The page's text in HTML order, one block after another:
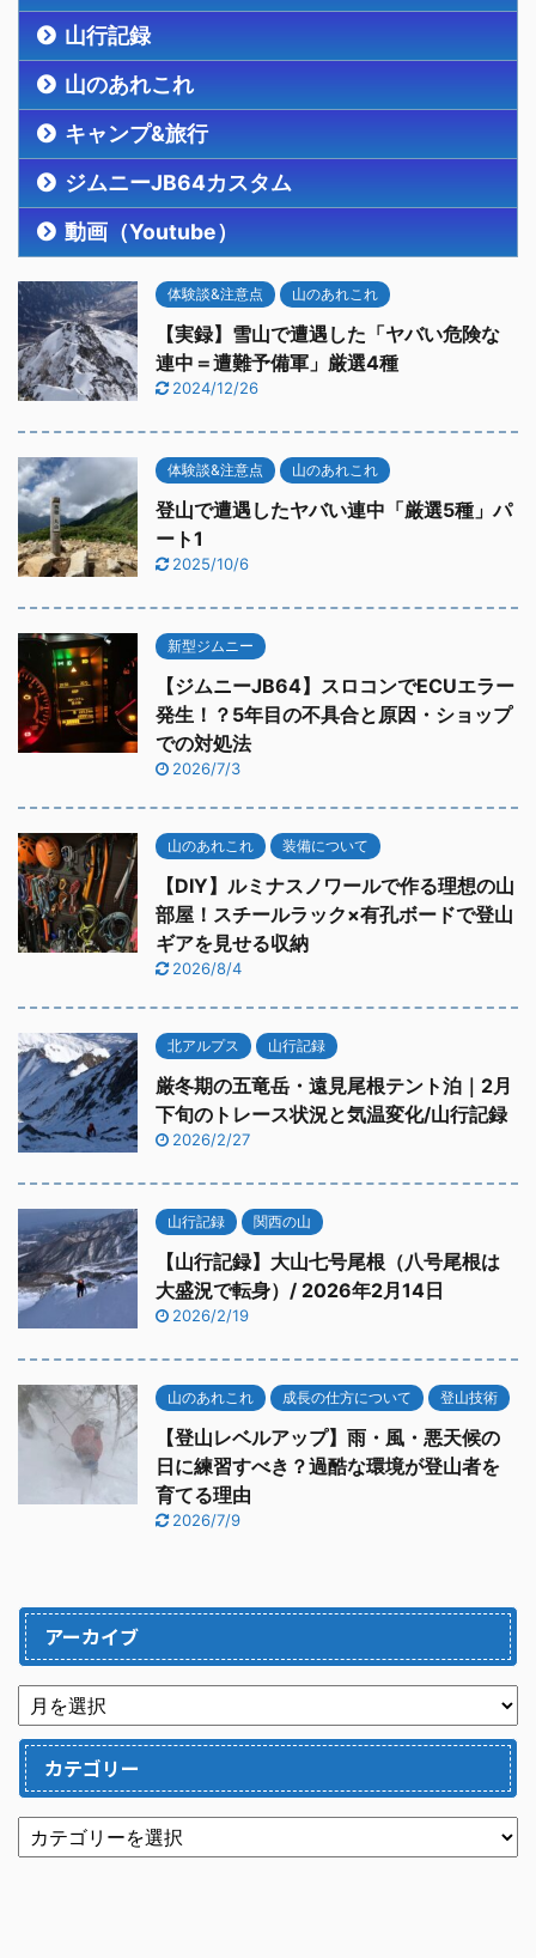
山行記録
山のあれこれ
キャンプ&旅行
ジムニーJB64カスタム
動画（Youtube）
体験談&注意点 山のあれこれ
【実録】雪山で遭遇した「ヤバい危険な
連中＝遭難予備軍」厳選4種
2024/12/26
体験談&注意点 山のあれこれ
登山で遭遇したヤバい連中「厳選5種」パ
ート1
2025/10/6
新型ジムニー
【ジムニーJB64】スロコンでECUエラー
発生！？5年目の不具合と原因・ショップ
での対処法
2026/7/3
山のあれこれ 装備について
【DIY】ルミナスノワールで作る理想の山
部屋！スチールラック×有孔ボードで登山
ギアを見せる収納
2026/8/4
北アルプス 山行記録
厳冬期の五竜岳・遠見尾根テント泊｜2月
下旬のトレース状況と気温変化/山行記録
2026/2/27
山行記録 関西の山
【山行記録】大山七号尾根（八号尾根は
大盛況で転身）/ 2026年2月14日
2026/2/19
山のあれこれ 成長の仕方について 登山技術
【登山レベルアップ】雨・風・悪天候の
日に練習すべき？過酷な環境が登山者を
育てる理由
2026/7/9
アーカイブ
カテゴリー